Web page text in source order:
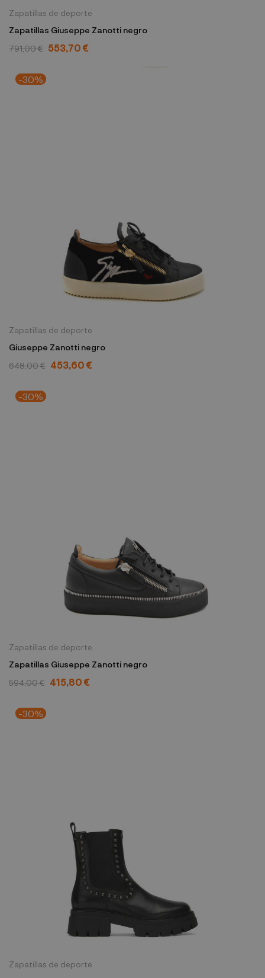
Zapatillas de deporte
Zapatillas Giuseppe Zanotti negro
791,00 € 553,70 €
-30%
Zapatillas de deporte
Giuseppe Zanotti negro
648,00 € 453,60 €
-30%
Zapatillas de deporte
Zapatillas Giuseppe Zanotti negro
594,00 € 415,80 €
-30%
Zapatillas de deporte